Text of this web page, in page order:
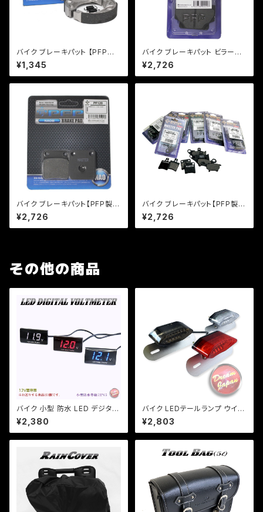
バイク ブレーキパット 【PFP製】
PFB330 ブレーキシュー レッツ
ストマジ
¥1,345
バイク ブレーキパット ビラーゴ
【PFP製】PF235 マスターパッド
【クリックポスト発送可能】
¥2,726
バイク ブレーキパット【PFP製】
PF120 マスターパッド マグナ5
0 KSR110 【クリックポスト発送
可能】
¥2,726
バイク ブレーキパット【PFP製】
PF144/2 マスターパッド エイプ
50 ジョーカー50【クリックポス
ト発送可能】
¥2,726
その他の商品
バイク 小型 防水 LED デジタル
電圧計 ボルトメーター 汎用 格
安 表示色3色選択/検索用/ホン
ダ/ヤマハ/カワサキ【クリックポ
¥2,380
バイク LEDテールランプ ウイン
カー 一体型テール ルーカステ
ール【レンズ色選択】 / 汎用 ル
ーカス CB XJ SR TW
¥2,803